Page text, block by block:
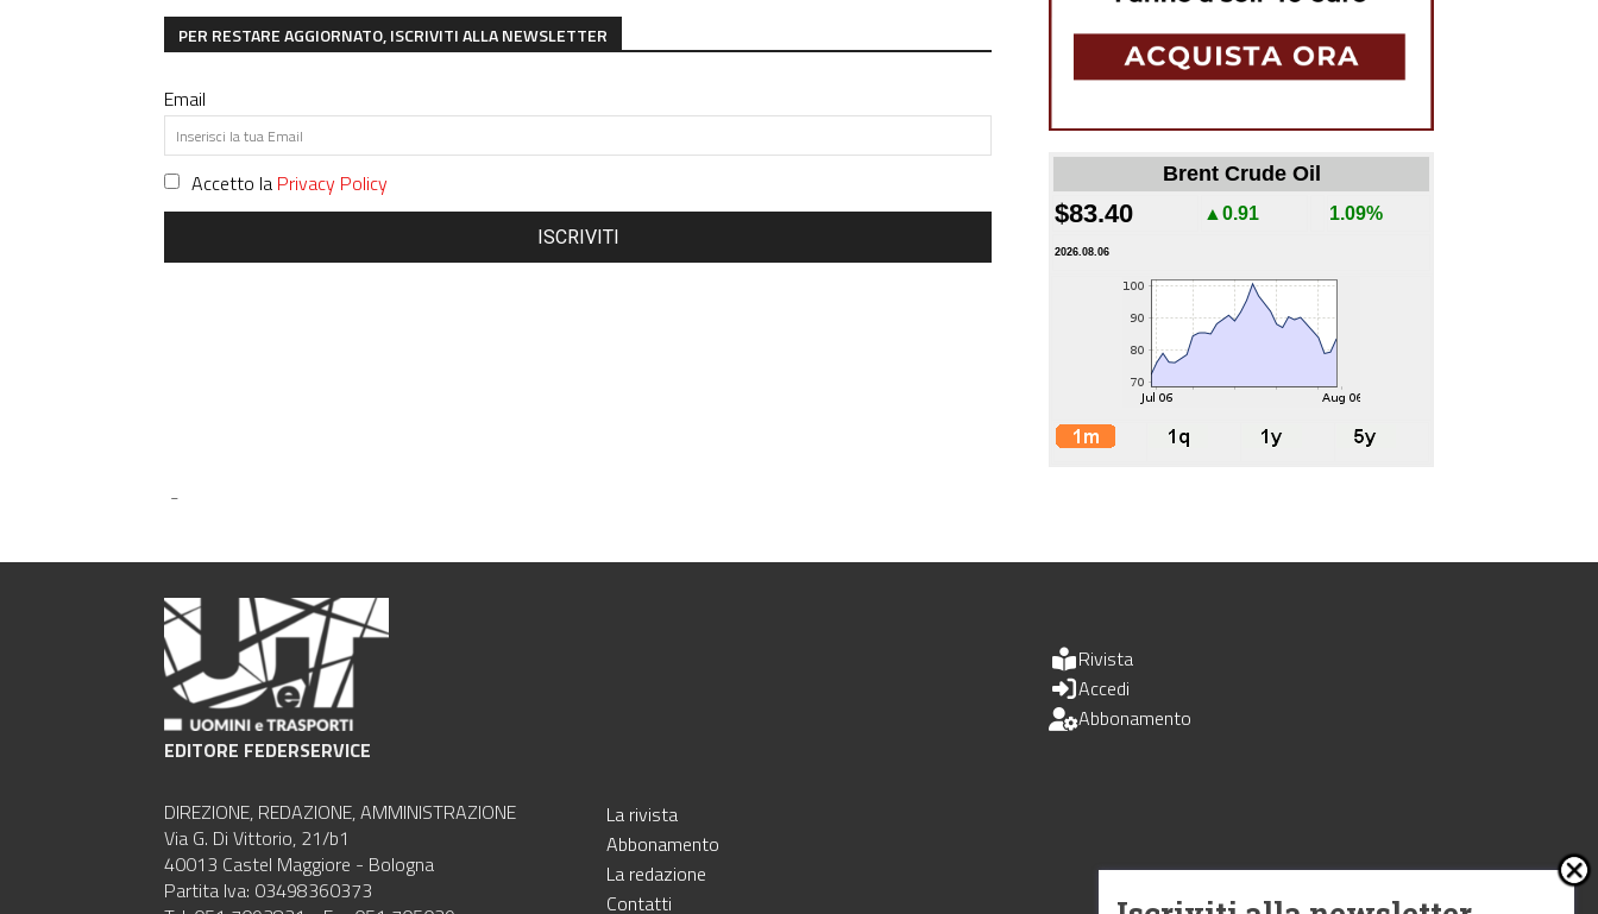
PER RESTARE AGGIORNATO, ISCRIVITI ALLA NEWSLETTER
Email
Accetto la Privacy Policy
ISCRIVITI
Brent Crude Oil
$83.40 ▲0.91 1.09%
2026.08.06
-
EDITORE FEDERSERVICE
DIREZIONE, REDAZIONE, AMMINISTRAZIONE
Via G. Di Vittorio, 21/b1
40013 Castel Maggiore - Bologna
Partita Iva: 03498360373
La rivista
Abbonamento
La redazione
Contatti
Rivista
Accedi
Abbonamento